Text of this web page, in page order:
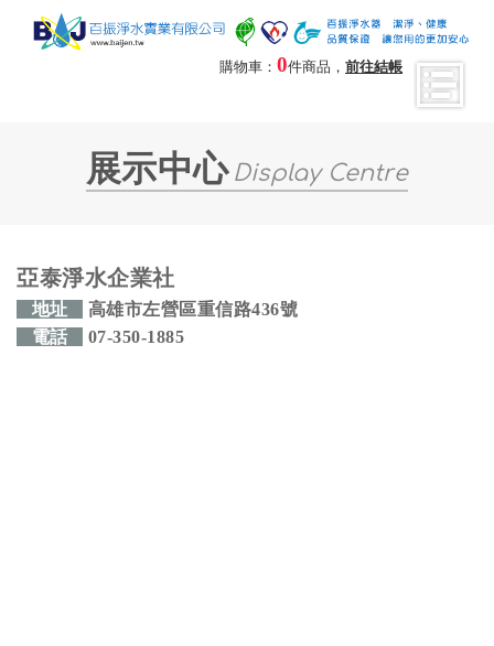
購物車： 0件商品， 前往結帳
展示中心 Display Centre
亞泰淨水企業社
地址
高雄市左營區重信路436號
電話
07-350-1885